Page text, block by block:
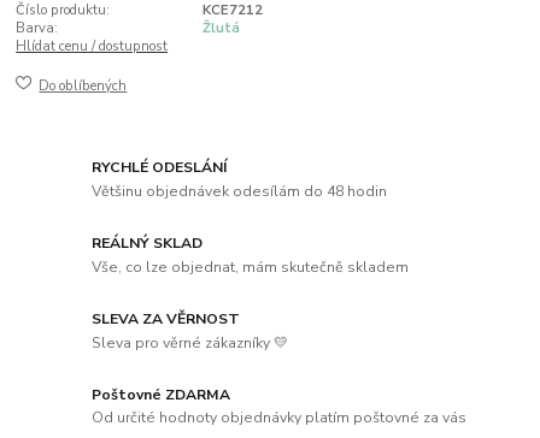
Číslo produktu:
KCE7212
Barva:
Žlutá
Hlídat cenu / dostupnost
Do oblíbených
RYCHLÉ ODESLÁNÍ
Většinu objednávek odesílám do 48 hodin
REÁLNÝ SKLAD
Vše, co lze objednat, mám skutečně skladem
SLEVA ZA VĚRNOST
Sleva pro věrné zákazníky 💛
Poštovné ZDARMA
Od určité hodnoty objednávky platím poštovné za vás